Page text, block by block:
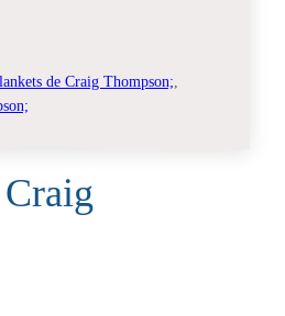
de Craig Thompson;